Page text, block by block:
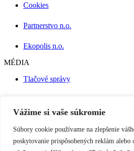
Vážime si vaše súkromie
Súbory cookie používame na zlepšenie
poskytovanie prispôsobených reklám alebo
Cookies
Partnerstvo n.o.
Ekopolis n.o.
MÉDIA
Tlačové správy
Naše podcasty